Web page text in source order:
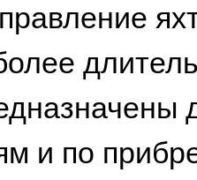
и по